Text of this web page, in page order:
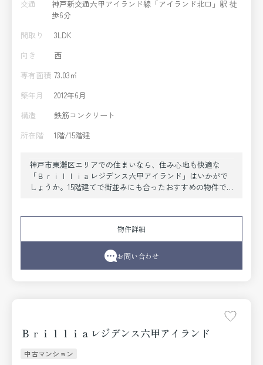
交通
神戸新交通六甲アイランド線「アイランド北口」駅 徒
歩6分
間取り
3LDK
向き
西
専有面積 73.03㎡
築年月
2012年6月
構造
鉄筋コンクリート
所在階
1階/15階建
神戸市東灘区エリアでの住まいなら、住み心地も快適な
「Ｂｒｉｌｌｉａレジデンス六甲アイランド」はいかがで
しょうか。15階建てで街並みにも合ったおすすめの物件で
る事がないという安心感があります。お引越しをするな
ら、生活に欠かせない施設が揃っている神戸市東灘区で新
たな住まいをお求めください。当社スタッフが新生活を快
適にスタートできるよう、しっかりとサポート致します。
物件詳細
お問い合わせ
Ｂｒｉｌｌｉａレジデンス六甲アイランド
中古マンション